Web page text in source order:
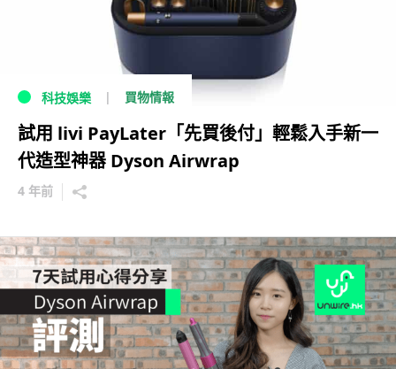
科技娛樂 買物情報
試用 livi PayLater「先買後付」輕鬆入手新一
代造型神器 Dyson Airwrap
4 年前